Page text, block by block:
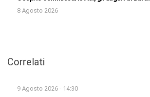
8 Agosto 2026
Correlati
9 Agosto 2026 - 14:30